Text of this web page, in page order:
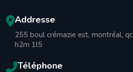
Addresse
255 boul crémazie est, montréal, qc
h2m 1l5
Téléphone